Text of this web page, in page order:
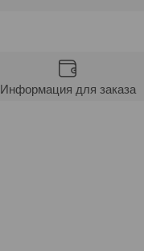
Информация для заказа